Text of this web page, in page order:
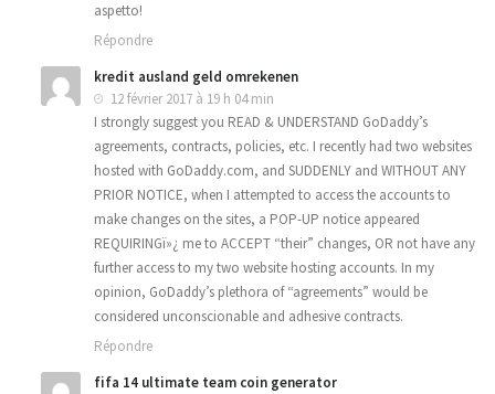
aspetto!
Répondre
kredit ausland geld omrekenen
12 février 2017 à 19 h 04 min
I strongly suggest you READ & UNDERSTAND GoDaddy’s
agreements, contracts, policies, etc. I recently had two websites
hosted with GoDaddy.com, and SUDDENLY and WITHOUT ANY
PRIOR NOTICE, when I attempted to access the accounts to
make changes on the sites, a POP-UP notice appeared
REQUIRINGï»¿ me to ACCEPT “their” changes, OR not have any
further access to my two website hosting accounts. In my
opinion, GoDaddy’s plethora of “agreements” would be
considered unconscionable and adhesive contracts.
Répondre
fifa 14 ultimate team coin generator